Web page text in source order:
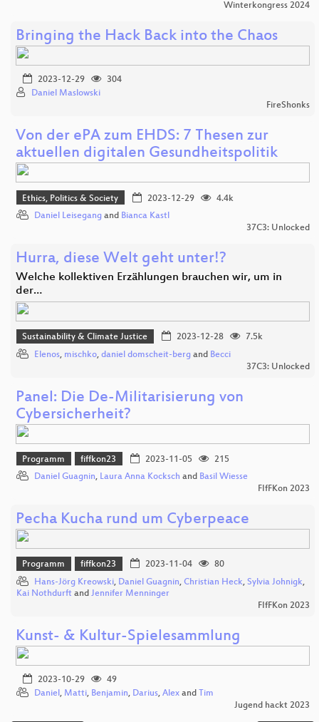
Winterkongress 2024
Bringing the Hack Back into the Chaos
2023-12-29
304
Daniel Maslowski
FireShonks
Von der ePA zum EHDS: 7 Thesen zur
aktuellen digitalen Gesundheitspolitik
Ethics, Politics & Society 2023-12-29
4.4k
Daniel Leisegang and Bianca Kastl
37C3: Unlocked
Hurra, diese Welt geht unter!?
Welche kollektiven Erzählungen brauchen wir, um in
der…
Sustainability & Climate Justice 2023-12-28
7.5k
Elenos, mischko, daniel domscheit-berg and Becci
37C3: Unlocked
Panel: Die De-Militarisierung von
Cybersicherheit?
Programm fiffkon23 2023-11-05
215
Daniel Guagnin, Laura Anna Kocksch and Basil Wiesse
FIfFKon 2023
Pecha Kucha rund um Cyberpeace
Programm fiffkon23 2023-11-04
80
Hans-Jörg Kreowski, Daniel Guagnin, Christian Heck, Sylvia Johnigk,
Kai Nothdurft and Jennifer Menninger
FIfFKon 2023
Kunst- & Kultur-Spielesammlung
2023-10-29
49
Daniel , Matti, Benjamin, Darius, Alex and Tim
Jugend hackt 2023